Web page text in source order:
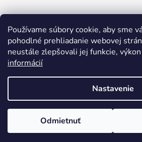
Používame súbory cookie, aby sme
pohodlné prehliadanie webovej
neustále zlepšovali jej funkcie,
informácií
Nastavenie
Odmietnuť
Sledovať na Instagrame
Vytvoril
Copyright 2026rusynshop.sk.